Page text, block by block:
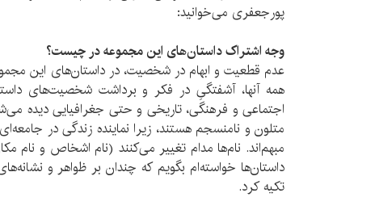
پورجعفری می‌خوانید:
وجه اشتراک داستان‌های این مجموعه در چیست؟
عدم قطعیت و ابهام در شخصیت، در داستان‌های این
همه آنها، آشفتگیِ در فکر و برداشت شخصیت‌های
اجتماعی و فرهنگی، تاریخی و حتی جغرافیایی دیده
متلون و نامنسجم هستند، زیرا نماینده زندگی در
مبهم‌اند. نام‌ها مدام تغییر می‌کنند (نام اشخاص و نام
داستان‌ها خواسته‌ام بگویم که چندان بر ظواهر و
تکیه کرد.